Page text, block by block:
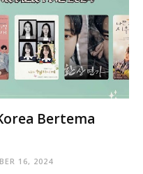
Bertema
16, 2024